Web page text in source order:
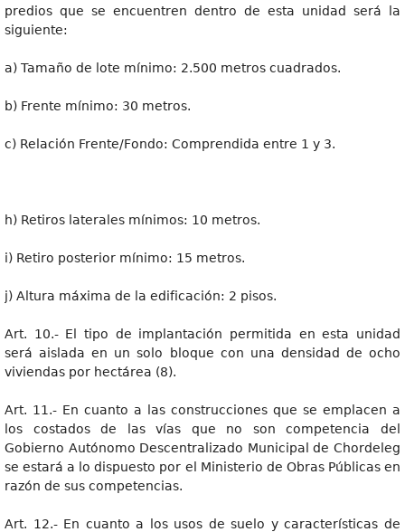
predios que se encuentren dentro de esta unidad será la
siguiente:
a) Tamaño de lote mínimo: 2.500 metros cuadrados.
b) Frente mínimo: 30 metros.
c) Relación Frente/Fondo: Comprendida entre 1 y 3.
h) Retiros laterales mínimos: 10 metros.
i) Retiro posterior mínimo: 15 metros.
j) Altura máxima de la edificación: 2 pisos.
Art. 10.- El tipo de implantación permitida en esta unidad
será aislada en un solo bloque con una densidad de ocho
viviendas por hectárea (8).
Art. 11.- En cuanto a las construcciones que se emplacen a
los costados de las vías que no son competencia del
Gobierno Autónomo Descentralizado Municipal de Chordeleg
se estará a lo dispuesto por el Ministerio de Obras Públicas en
razón de sus competencias.
Art. 12.- En cuanto a los usos de suelo y características de